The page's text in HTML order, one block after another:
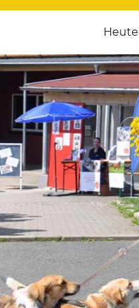
Täglich aktuelle Termine
Heute